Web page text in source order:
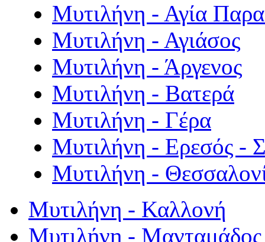
Μυτιλήνη - Αγία
Μυτιλήνη - Αγιάσος
Μυτιλήνη - Άργενος
Μυτιλήνη - Βατερά
Μυτιλήνη - Γέρα
Μυτιλήνη - Ερεσός -
Μυτιλήνη -
Μυτιλήνη - Καλλονή
Μυτιλήνη - Μανταμάδος